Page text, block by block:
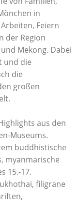
in
Feiern
der Region
Mekong. Dabei
und die
die
großen
aus den
Museums.
buddhistische
myanmarische
15.-17.
filigrane